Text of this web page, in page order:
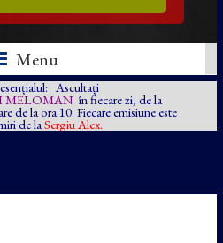
Menu
Ascultați
MELOMAN în fiecare zi, de la
de la ora 10. Fiecare emisiune este
de la Sergiu Alex.